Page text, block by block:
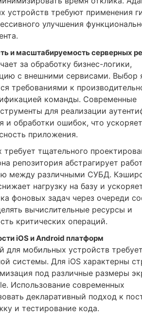
устройств требуют применения
улучшения
и масштабируемость серверных
за обработку бизнес-логики,
с внешними сервисами. Выбор
требованиями к
команды. Современные
для реализации
и обработки ошибок, что ускоряет
приложения.
тщательного
репозитория абстрагирует
между различными СУБД.
нагрузку на базу и
фоновых задач через очереди
вычислительные ресурсы и
критических операций.
iOS и Android платформ
для мобильных устройств
системы. Для iOS характерны
под различные размеры
Использование современных
декларативный подход к
и тестирование кода.